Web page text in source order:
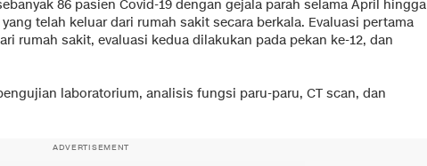
86 pasien Covid-19 dengan gejala parah selama April hingga
telah keluar dari rumah sakit secara berkala. Evaluasi pertama
rumah sakit, evaluasi kedua dilakukan pada pekan ke-12, dan
laboratorium, analisis fungsi paru-paru, CT scan, dan
ADVERTISEMENT